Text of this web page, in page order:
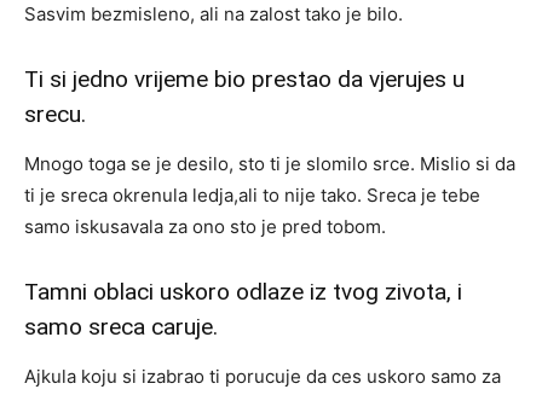
Sasvim bezmisleno, ali na zalost tako je bilo.
Ti si jedno vrijeme bio prestao da vjerujes u
srecu.
Mnogo toga se je desilo, sto ti je slomilo srce. Mislio si da
ti je sreca okrenula ledja,ali to nije tako. Sreca je tebe
samo iskusavala za ono sto je pred tobom.
Tamni oblaci uskoro odlaze iz tvog zivota, i
samo sreca caruje.
Ajkula koju si izabrao ti porucuje da ces uskoro samo za